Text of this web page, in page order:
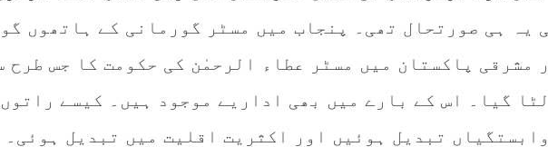
یہ ہی صورتحال تھی۔ پنجاب میں مسٹر گورمانی کے ہاتھوں
مشرقی پاکستان میں مسٹر عطاء الرحمٰن کی حکومت کا جس طرح
گیا۔ اس کے بارے میں بھی اداریے موجود ہیں۔ کیسے
تبدیل ہوئیں اور اکثریت اقلیت میں تبدیل ہوئی۔